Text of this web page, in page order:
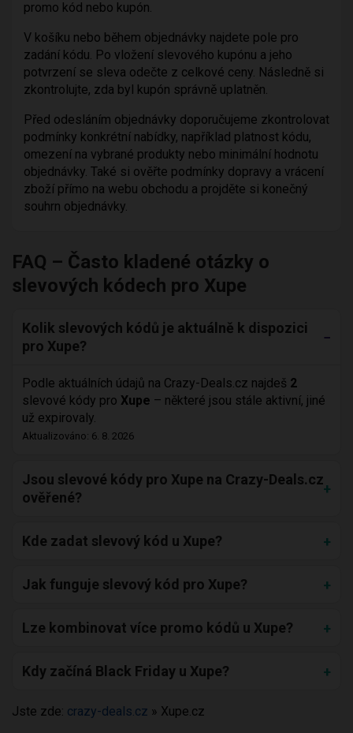
promo kód nebo kupón.
V košíku nebo během objednávky najdete pole pro
zadání kódu. Po vložení slevového kupónu a jeho
potvrzení se sleva odečte z celkové ceny. Následně si
zkontrolujte, zda byl kupón správně uplatněn.
Před odesláním objednávky doporučujeme zkontrolovat
podmínky konkrétní nabídky, například platnost kódu,
omezení na vybrané produkty nebo minimální hodnotu
objednávky. Také si ověřte podmínky dopravy a vrácení
zboží přímo na webu obchodu a projděte si konečný
souhrn objednávky.
FAQ – Často kladené otázky o
slevových kódech pro Xupe
Kolik slevových kódů je aktuálně k dispozici
pro Xupe?
Podle aktuálních údajů na Crazy-Deals.cz najdeš 2
slevové kódy pro Xupe – některé jsou stále aktivní, jiné
už expirovaly.
Aktualizováno: 6. 8. 2026
Jsou slevové kódy pro Xupe na Crazy-Deals.cz
ověřené?
Kde zadat slevový kód u Xupe?
Jak funguje slevový kód pro Xupe?
Lze kombinovat více promo kódů u Xupe?
Kdy začíná Black Friday u Xupe?
Jste zde: crazy-deals.cz » Xupe.cz